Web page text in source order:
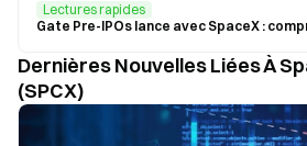
Lectures rapides
Dernières Nouvelles Liées À
(SPCX)